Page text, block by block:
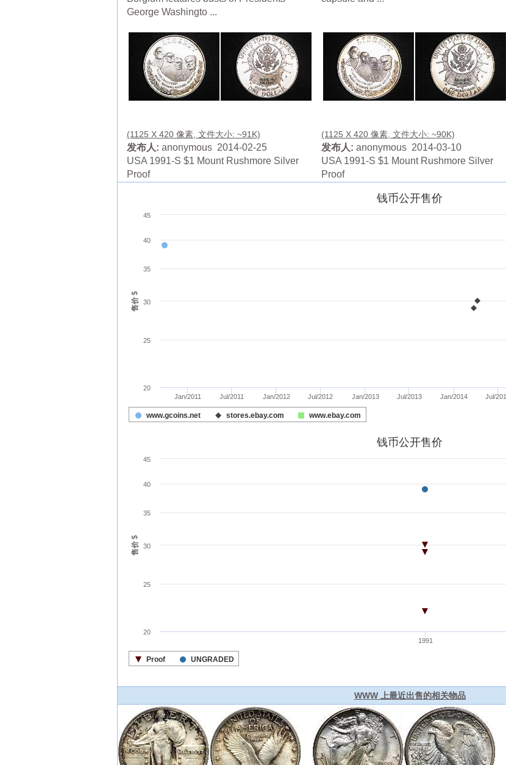
George Washingto ...
(1125 X 420 像素, 文件大小: ~91K)
发布人: anonymous 2014-02-25
USA 1991-S $1 Mount Rushmore Silver
Proof
(1125 X 420 像素, 文件大小: ~90K)
发布人: anonymous 2014-03-10
USA 1991-S $1 Mount Rushmore Silver
Proof
WWW 上最近出售的相关物品